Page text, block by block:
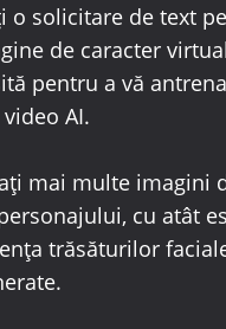
o solicitare de text
de caracter
pentru a vă
AI.
mai multe imagini
cu atât
trăsăturilor